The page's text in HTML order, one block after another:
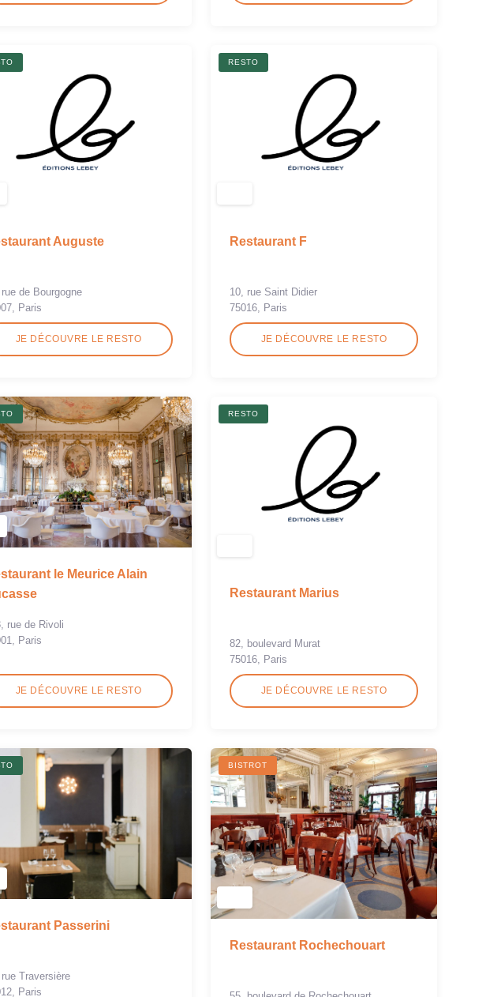
Auguste
de Bourgogne
Paris
JE DÉCOUVRE LE RESTO
RESTO
Restaurant F
10, rue Saint Didier
75016, Paris
JE DÉCOUVRE LE RESTO
le Meurice Alain
rue de Rivoli
Paris
JE DÉCOUVRE LE RESTO
RESTO
Restaurant Marius
82, boulevard Murat
75016, Paris
JE DÉCOUVRE LE RESTO
Passerini
Traversière
Paris
BISTROT
Restaurant Rochechouart